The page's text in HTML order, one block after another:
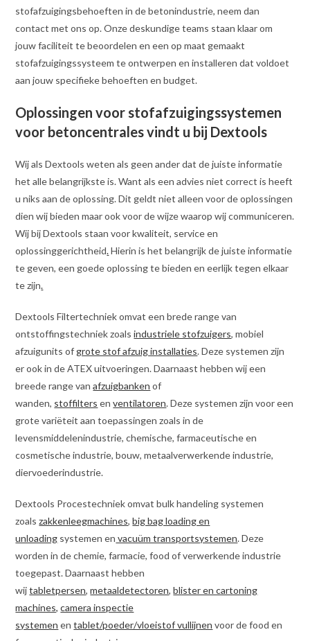
stofafzuigingsbehoeften in de betonindustrie, neem dan
contact met ons op. Onze deskundige teams staan klaar om
jouw faciliteit te beoordelen en een op maat gemaakt
stofafzuigingssysteem te ontwerpen en installeren dat voldoet
aan jouw specifieke behoeften en budget.
Oplossingen voor stofafzuigingssystemen
voor betoncentrales vindt u bij Dextools
Wij als Dextools weten als geen ander dat de juiste informatie
het alle belangrijkste is. Want als een advies niet correct is heeft
u niks aan de oplossing. Dit geldt niet alleen voor de oplossingen
dien wij bieden maar ook voor de wijze waarop wij communiceren.
Wij bij Dextools staan voor kwaliteit, service en
oplossinggerichtheid.Hierin is het belangrijk de juiste informatie
te geven, een goede oplossing te bieden en eerlijk tegen elkaar
te zijn.
Dextools Filtertechniek omvat een brede range van
ontstoffingstechniek zoalsindustriele stofzuigers, mobiel
afzuigunits of grote stof afzuig installaties. Deze systemen zijn
er ook in de ATEX uitvoeringen. Daarnaast hebben wij een
breede range vanafzuigbanken of
wanden, stoffilters enventilatoren. Deze systemen zijn voor een
grote variëteit aan toepassingen zoals in de
levensmiddelenindustrie, chemische, farmaceutische en
cosmetische industrie, bouw, metaalverwerkende industrie,
diervoederindustrie.
Dextools Procestechniek omvat bulk handeling systemen
zoalszakkenleegmachines,big bag loading en
unloading systemen en vacuüm transportsystemen. Deze
worden in de chemie, farmacie, food of verwerkende industrie
toegepast. Daarnaast hebben
wijtabletpersen,metaaldetectoren,blister en cartoning
machines, camera inspectie
systemen entablet/poeder/vloeistof vullijnen voor de food en